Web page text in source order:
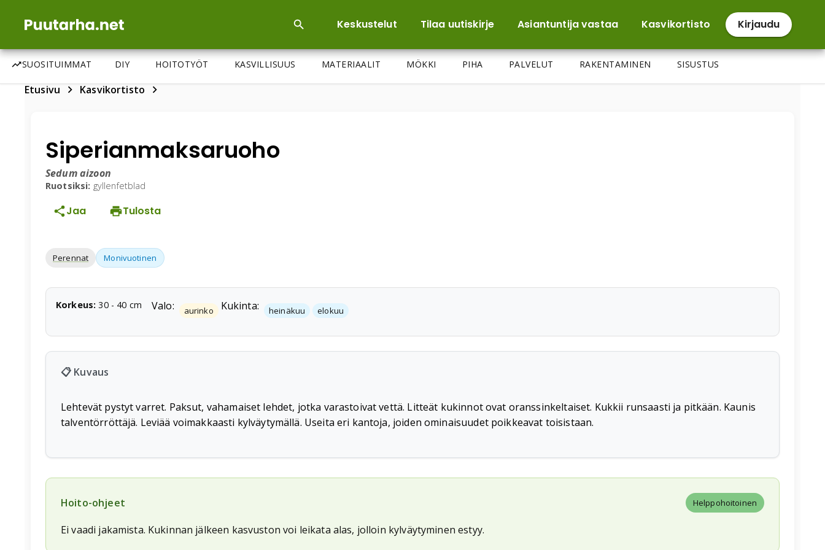
Keskustelut Tilaa uutiskirje Asiantuntija vastaa Kasvikortisto Kirjaudu
SUOSITUIMMAT DIY HOITOTYÖT KASVILLISUUS MATERIAALIT MÖKKI PIHA PALVELUT RAKENTAMINEN SISUSTUS
Etusivu Kasvikortisto
Siperianmaksaruoho
Sedum aizoon
Ruotsiksi: gyllenfetblad
Jaa Tulosta
Perennat Monivuotinen
Korkeus: 30- 40 cm Valo: aurinko Kukinta: heinäkuu elokuu
📋 Kuvaus
Lehtevät pystyt varret. Paksut, vahamaiset lehdet, jotka varastoivat vettä. Litteät kukinnot ovat oranssinkeltaiset. Kukkii runsaasti ja pitkään. Kaunis
talventörröttäjä. Leviää voimakkaasti kylväytymällä. Useita eri kantoja, joiden ominaisuudet poikkeavat toisistaan.
Hoito-ohjeet Helppohoitoinen
Ei vaadi jakamista. Kukinnan jälkeen kasvuston voi leikata alas, jolloin kylväytyminen estyy.